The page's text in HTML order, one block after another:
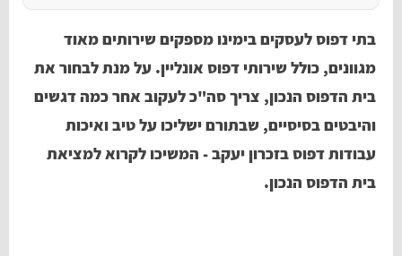
בתי דפוס לעסקים בימינו מספקים שירותים מאוד
מגוונים, כולל שירותי דפוס אונליין. על מנת לבחור את
בית הדפוס הנכון, צריך סה"כ לעקוב אחר כמה דגשים
והיבטים בסיסיים, שבתורם ישליכו על טיב ואיכות
עבודות דפוס בזכרון יעקב - המשיכו לקרוא למציאת
בית הדפוס הנכון.